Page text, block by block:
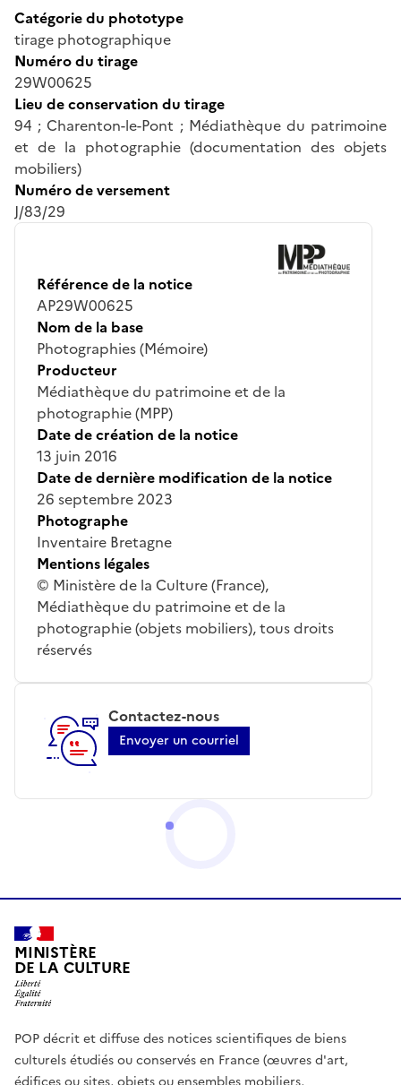
Catégorie du phototype
tirage photographique
Numéro du tirage
29W00625
Lieu de conservation du tirage
94 ; Charenton-le-Pont ; Médiathèque du patrimoine
et de la photographie (documentation des objets
mobiliers)
Numéro de versement
J/83/29
Référence de la notice
AP29W00625
Nom de la base
Photographies (Mémoire)
Producteur
Médiathèque du patrimoine et de la
photographie (MPP)
Date de création de la notice
13 juin 2016
Date de dernière modification de la notice
26 septembre 2023
Photographe
Inventaire Bretagne
Mentions légales
© Ministère de la Culture (France),
Médiathèque du patrimoine et de la
photographie (objets mobiliers), tous droits
réservés
Contactez-nous
Envoyer un courriel
MINISTÈRE
DE LA CULTURE
POP décrit et diffuse des notices scientifiques de biens
culturels étudiés ou conservés en France (œuvres d'art,